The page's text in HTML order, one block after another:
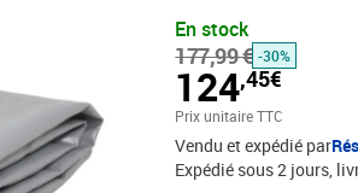
comme drap de
enduit de PVC, ce qui la
utilisée à des
tous les coins et le
toile avec un
m²Résistance à la
coins et le long des
En stock
177,99 € -30%
124,45€
Prix unitaire TTC
Vendu et expédié par
Expédié sous 2 jours